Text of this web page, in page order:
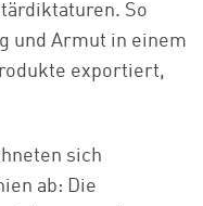
So
und Armut in einem
exportiert,
sich
ab: Die